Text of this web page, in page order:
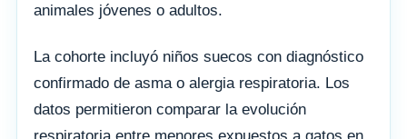
animales jóvenes o adultos.
La cohorte incluyó niños suecos con diagnóstico
confirmado de asma o alergia respiratoria. Los
datos permitieron comparar la evolución
respiratoria entre menores expuestos a gatos en